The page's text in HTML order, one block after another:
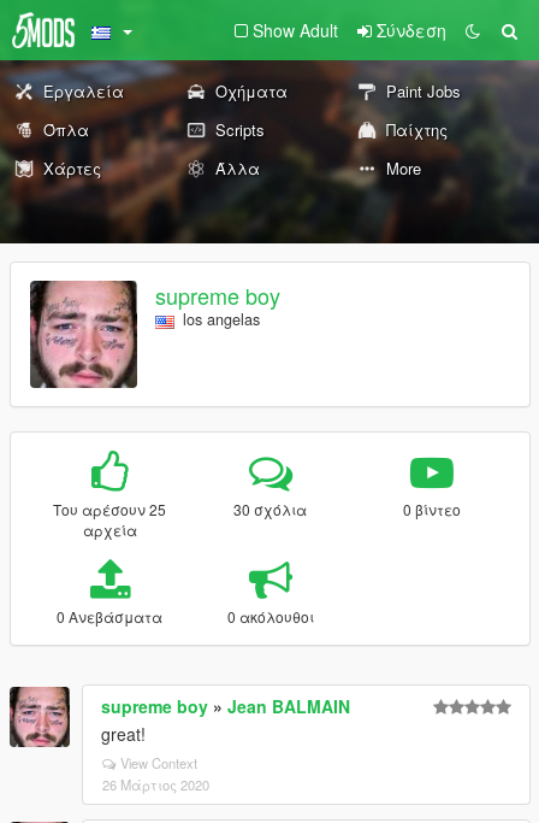
Show Adult Σύνδεση
Εργαλεία Οχήματα
Paint Jobs
Όπλα
Scripts
Παίχτης
Χάρτες
Άλλα More
supreme boy
los angelas
Του αρέσουν 25
αρχεία
30 σχόλια 0 βίντεο
0 Ανεβάσματα 0 ακόλουθοι
supreme boy » Jean BALMAIN
great!
View Context
26 Μάρτιος 2020